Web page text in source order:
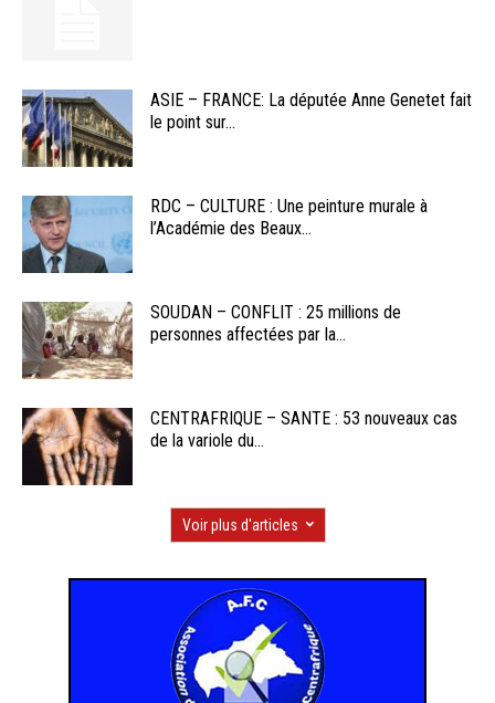
ASIE – FRANCE: La députée Anne Genetet fait
le point sur...
RDC – CULTURE : Une peinture murale à
l’Académie des Beaux...
SOUDAN – CONFLIT : 25 millions de
personnes affectées par la...
CENTRAFRIQUE – SANTE : 53 nouveaux cas
de la variole du...
Voir plus d'articles